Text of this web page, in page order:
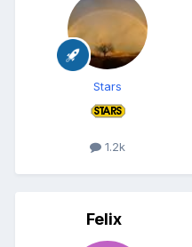
Stars
1.2k
Felix